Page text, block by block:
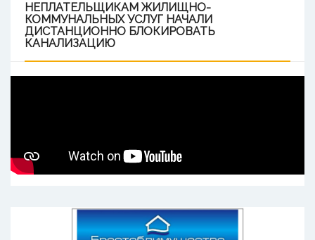
НЕПЛАТЕЛЬЩИКАМ ЖИЛИЩНО-
КОММУНАЛЬНЫХ УСЛУГ НАЧАЛИ
ДИСТАНЦИОННО БЛОКИРОВАТЬ
КАНАЛИЗАЦИЮ